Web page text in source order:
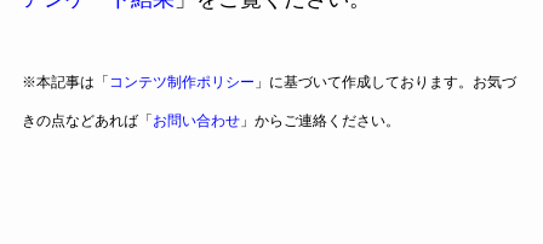
※本記事は「 コンテツ制作ポリシー 」に基づいて作成しております。お気づ
きの点などあれば「 お問い合わせ」からご連絡ください。